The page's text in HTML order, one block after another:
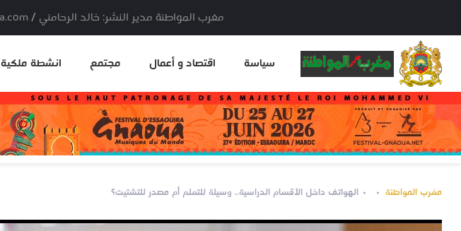
مغرب المواطنة مدير النشر: خالد الرحامني / E-mail: info@mouatana.com
سياسة اقتصاد و أعمال مجتمع انشطة ملكية
مغرب المواطنة الهواتف داخل الأقسام الدراسية.. وسيلة للتعلم أم مصدر للتشتيت؟